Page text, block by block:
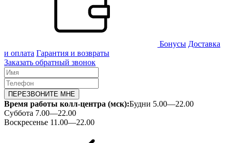
Бонусы Доставка
и оплата Гарантия и возвраты
Заказать обратный звонок
ПЕРЕЗВОНИТЕ МНЕ
Время работы колл-центра (мск):Будни 5.00—22.00
Суббота 7.00—22.00
Воскресенье 11.00—22.00